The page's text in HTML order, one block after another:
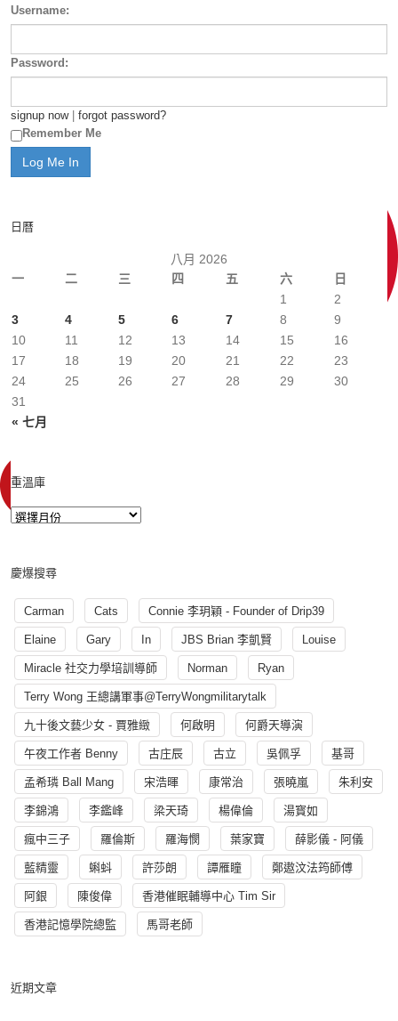
Username:
Password:
signup now| forgot password?
Remember Me
日曆
八月 2026
一
二 三 四 五 六 日
« 七月
1
2
3
4 5 6 7 8
9
10
11 12 13 14 15
16
17
18 19 20 21 22
23
24
25 26 27 28 29
30
31
重溫庫
慶爆搜尋
Carman Cats Connie 李玥穎 - Founder of Drip39
Elaine Gary In JBS Brian 李凱賢 Louise
Miracle 社交力學培訓導師 Norman Ryan
Terry Wong 王總講軍事@TerryWongmilitarytalk
九十後文藝少女 - 賈雅緻 何啟明 何爵天導演
午夜工作者 Benny 古庄辰 古立 吳佩孚 基哥
孟希璘 Ball Mang 宋浩暉 康常治 張曉嵐 朱利安
李錦鴻 李鑑峰 梁天琦 楊偉倫 湯寳如
瘋中三子 羅倫斯 羅海憫 葉家寶 薛影儀 - 阿儀
藍精靈 蝌蚪 許莎朗 譚雁瞳 鄭遨汶法筠師傅
阿銀 陳俊偉 香港催眠輔導中心 Tim Sir
香港記憶學院總監 馬哥老師
近期文章